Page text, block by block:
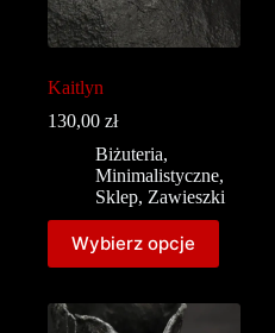
Kaitlyn
130,00 zł
Biżuteria,
Minimalistyczne,
Sklep, Zawieszki
Wybierz opcje